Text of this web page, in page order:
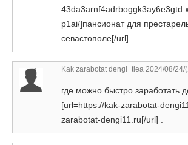
p1ai/]пансионат для
севастополе[/url] .
Kak zarabotat dengi_tiea 2024/08/24/
где можно быстро заработать
[url=https://kak-zarabotat-
zarabotat-dengi11.ru[/url] .